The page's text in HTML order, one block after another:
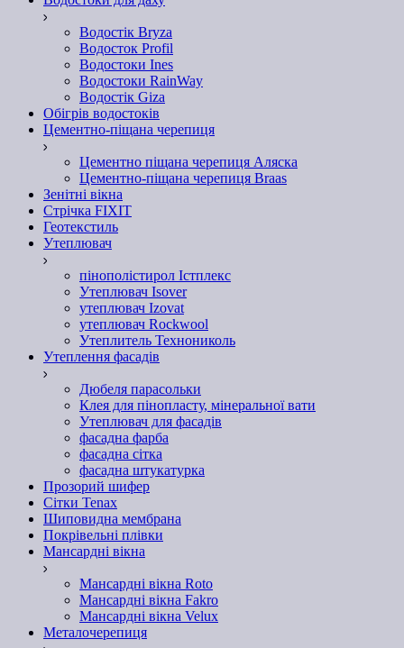
Водостік Bryza
Водосток Profil
Водостоки Ines
Водостоки RainWay
Водостік Giza
Обігрів водостоків
Цементно-піщана черепиця
Цементно піщана черепиця Аляска
Цементно-піщана черепиця Braas
Зенітні вікна
Стрічка FIXIT
Геотекстиль
Утеплювач
пінополістирол Істплекс
Утеплювач Isover
утеплювач Izovat
утеплювач Rockwool
Утеплитель Технониколь
Утеплення фасадів
Дюбеля парасольки
Клея для пінопласту, мінеральної вати
Утеплювач для фасадів
фасадна фарба
фасадна сітка
фасадна штукатурка
Прозорий шифер
Сітки Tenax
Шиповидна мембрана
Покрівельні плівки
Мансардні вікна
Мансардні вікна Roto
Мансардні вікна Fakro
Мансардні вікна Velux
Металочерепиця